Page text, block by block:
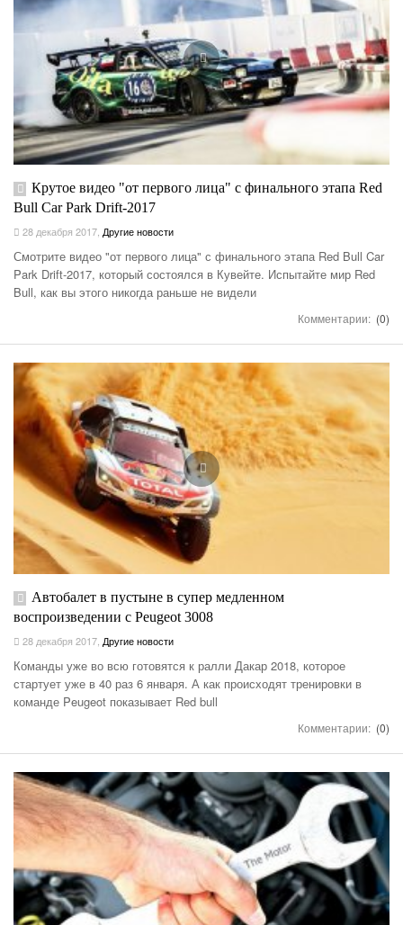
Крутое видео "от первого лица" с финального этапа Red
Bull Car Park Drift-2017
28 декабря 2017 Другие новости
Смотрите видео "от первого лица" с финального этапа Red Bull Car
Park Drift-2017, который состоялся в Кувейте. Испытайте мир Red
Bull, как вы этого никогда раньше не видели
Комментарии: (0)
Автобалет в пустыне в супер медленном
воспроизведении с Peugeot 3008
28 декабря 2017, Другие новости
Команды уже во всю готовятся к ралли Дакар 2018, которое
стартует уже в 40 раз 6 января. А как происходят тренировки в
команде Peugeot показывает Red bull
Комментарии: (0)